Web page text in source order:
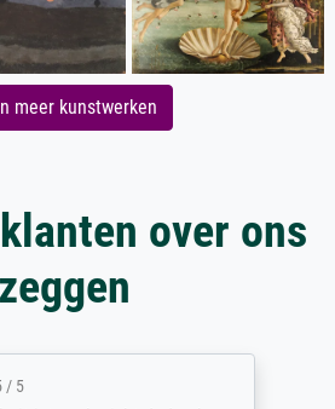
meer kunstwerken
over ons
zeggen
/ 5